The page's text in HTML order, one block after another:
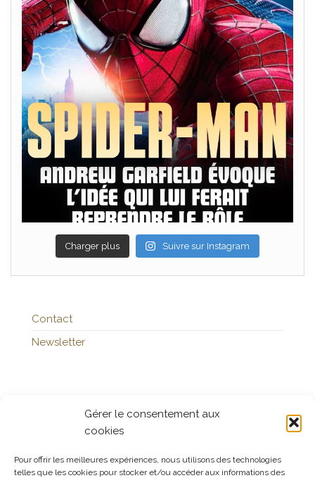
Gérer le consentement aux
cookies
Pour offrir les meilleures expériences, nous utilisons des technologies
telles que les cookies pour stocker et/ou accéder aux informations des
Charger plus Suivre sur Instagram
Contact
Newsletter
Politique de confidentialité